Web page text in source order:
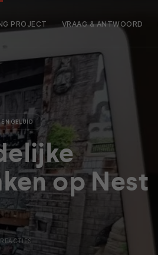
PROJECT VRAAG & ANTWOORD
EN GELUID
op Nest